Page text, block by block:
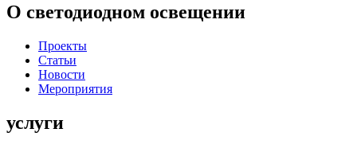
О светодиодном освещении
Проекты
Статьи
Новости
Мероприятия
услуги